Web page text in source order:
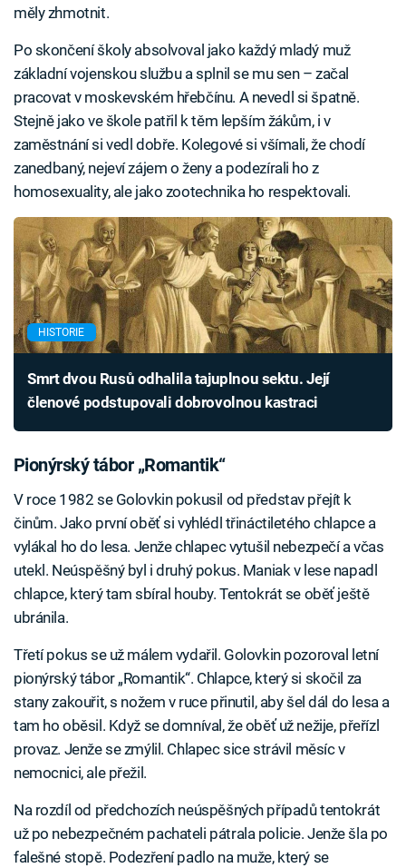
měly zhmotnit.
Po skončení školy absolvoval jako každý mladý muž
základní vojenskou službu a splnil se mu sen – začal
pracovat v moskevském hřebčínu. A nevedl si špatně.
Stejně jako ve škole patřil k těm lepším žákům, i v
zaměstnání si vedl dobře. Kolegové si všímali, že chodí
zanedbaný, nejeví zájem o ženy a podezírali ho z
homosexuality, ale jako zootechnika ho respektovali.
HISTORIE
Smrt dvou Rusů odhalila tajuplnou sektu. Její
členové podstupovali dobrovolnou kastraci
Pionýrský tábor „Romantik“
V roce 1982 se Golovkin pokusil od představ přejít k
činům. Jako první oběť si vyhlédl třináctiletého chlapce a
vylákal ho do lesa. Jenže chlapec vytušil nebezpečí a včas
utekl. Neúspěšný byl i druhý pokus. Maniak v lese napadl
chlapce, který tam sbíral houby. Tentokrát se oběť ještě
ubránila.
Třetí pokus se už málem vydařil. Golovkin pozoroval letní
pionýrský tábor „Romantik“. Chlapce, který si skočil za
stany zakouřit, s nožem v ruce přinutil, aby šel dál do lesa a
tam ho oběsil. Když se domníval, že oběť už nežije, přeřízl
provaz. Jenže se zmýlil. Chlapec sice strávil měsíc v
nemocnici, ale přežil.
Na rozdíl od předchozích neúspěšných případů tentokrát
už po nebezpečném pachateli pátrala policie. Jenže šla po
falešné stopě. Podezření padlo na muže, který se